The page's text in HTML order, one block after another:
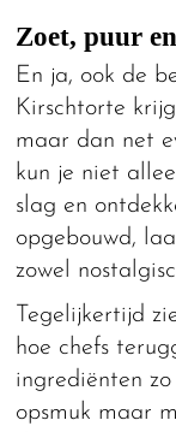
Zoet, puur
En ja, ook de
Kirschtorte
maar dan net
kun je niet
slag en
opgebouwd,
zowel
Tegelijkertijd
hoe chefs
ingrediënten
opsmuk maar